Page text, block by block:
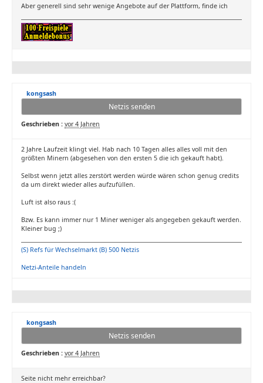
Aber generell sind sehr wenige Angebote auf der Plattform, finde ich
kongsash
Netzis senden
Geschrieben : vor 4 Jahren
2 Jahre Laufzeit klingt viel. Hab nach 10 Tagen alles alles voll mit den
größten Minern (abgesehen von den ersten 5 die ich gekauft habt).
Selbst wenn jetzt alles zerstört werden würde wären schon genug credits
da um direkt wieder alles aufzufüllen.
Luft ist also raus :(
Bzw. Es kann immer nur 1 Miner weniger als angegeben gekauft werden.
Kleiner bug ;)
(S) Refs für Wechselmarkt (B) 500 Netzis
Netzi-Anteile handeln
kongsash
Netzis senden
Geschrieben : vor 4 Jahren
Seite nicht mehr erreichbar?